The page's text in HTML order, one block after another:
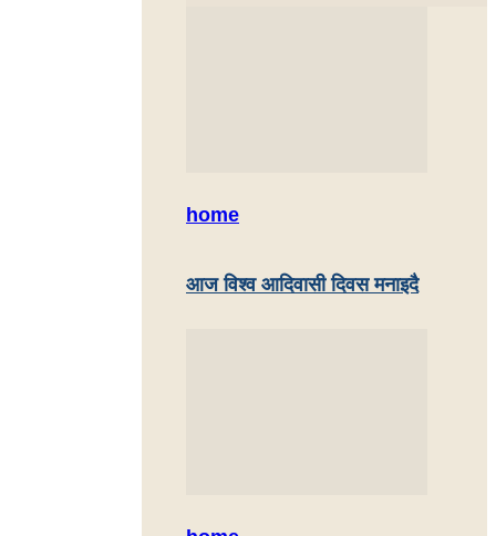
home
आज विश्व आदिवासी दिवस मनाइदै